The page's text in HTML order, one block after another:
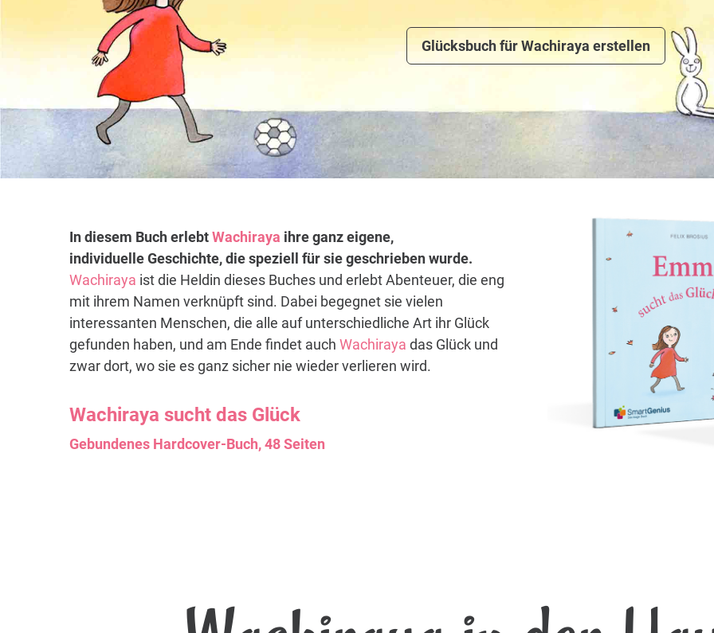
Glücksbuch für Wachiraya erstellen
In diesem Buch erlebtWachiraya ihre ganz eigene,
individuelle Geschichte, die speziell für sie geschrieben wurde.
Wachiraya ist die Heldin dieses Buches und erlebt Abenteuer, die eng
mit ihrem Namen verknüpft sind. Dabei begegnet sie vielen
interessanten Menschen, die alle auf unterschiedliche Art ihr Glück
gefunden haben, und am Ende findet auch Wachiraya das Glück und
zwar dort, wo sie es ganz sicher nie wieder verlieren wird.
Wachiraya sucht das Glück
Gebundenes Hardcover-Buch, 48 Seiten